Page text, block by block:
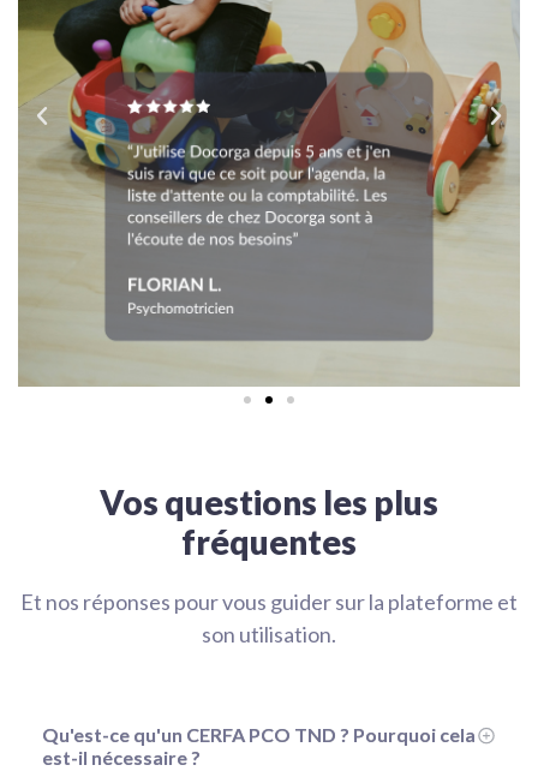
Vos questions les plus
fréquentes
Et nos réponses pour vous guider sur la plateforme et
son utilisation.
Qu'est-ce qu'un CERFA PCO TND ? Pourquoi cela
est-il nécessaire ?